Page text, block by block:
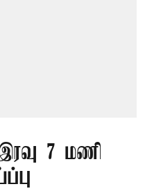
7 மணி